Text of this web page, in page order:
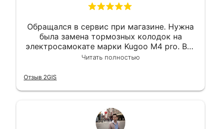
Обращался в сервис при магазине. Нужна
была замена тормозных колодок на
электросамокате марки Kugoo M4 pro. Всё
сделали в лучшем виде и в максимально
гарантии, поэтому и обратился в этот
Читать полностью
Отзыв 2GIS